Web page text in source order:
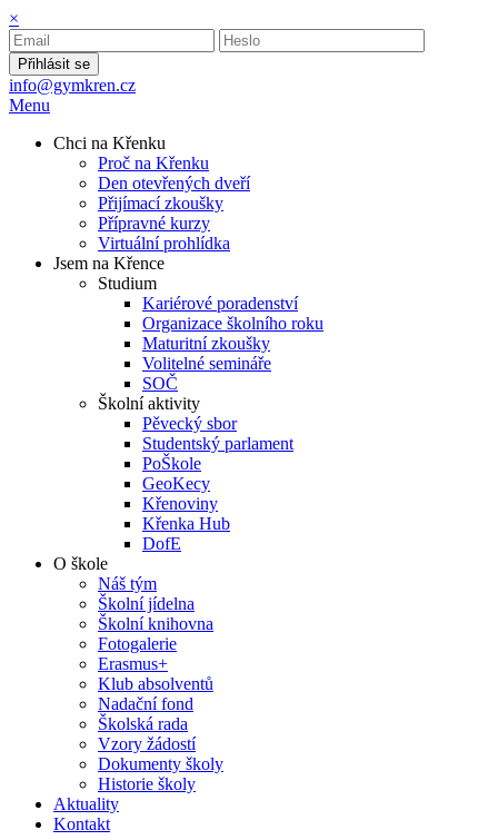
×
Přihlásit se
info@gymkren.cz
Menu
Chci na Křenku
Proč na Křenku
Den otevřených dveří
Přijímací zkoušky
Přípravné kurzy
Virtuální prohlídka
Jsem na Křence
Studium
Kariérové poradenství
Organizace školního roku
Maturitní zkoušky
Volitelné semináře
SOČ
Školní aktivity
Pěvecký sbor
Studentský parlament
PoŠkole
GeoKecy
Křenoviny
Křenka Hub
DofE
O škole
Náš tým
Školní jídelna
Školní knihovna
Fotogalerie
Erasmus+
Klub absolventů
Nadační fond
Školská rada
Vzory žádostí
Dokumenty školy
Historie školy
Aktuality
Kontakt